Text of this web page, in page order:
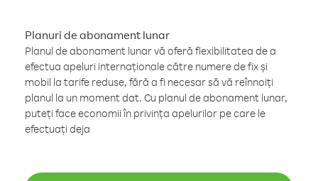
Planuri de abonament lunar
Planul de abonament lunar vă oferă flexibilitatea de a
efectua apeluri internaționale către numere de fix și
mobil la tarife reduse, fără a fi necesar să vă reînnoiți
planul la un moment dat. Cu planul de abonament lunar,
puteți face economii în privința apelurilor pe care le
efectuați deja